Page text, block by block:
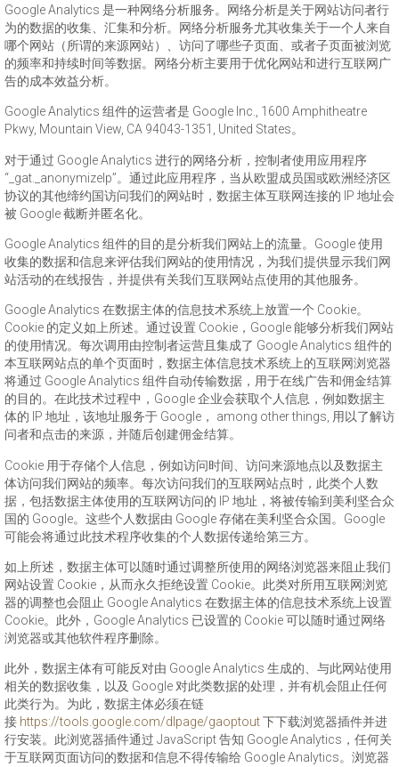
Google Analytics 是一种网络分析服务。网络分析是关于网站访问者行
为的数据的收集、汇集和分析。网络分析服务尤其收集关于一个人来自
哪个网站（所谓的来源网站）、访问了哪些子页面、或者子页面被浏览
的频率和持续时间等数据。网络分析主要用于优化网站和进行互联网广
告的成本效益分析。
Google Analytics 组件的运营者是 Google Inc., 1600 Amphitheatre
Pkwy, Mountain View, CA 94043-1351, United States。
对于通过 Google Analytics 进行的网络分析，控制者使用应用程序
“_gat._anonymizeIp”。通过此应用程序，当从欧盟成员国或欧洲经济区
协议的其他缔约国访问我们的网站时，数据主体互联网连接的 IP 地址会
被 Google 截断并匿名化。
Google Analytics 组件的目的是分析我们网站上的流量。Google 使用
收集的数据和信息来评估我们网站的使用情况，为我们提供显示我们网
站活动的在线报告，并提供有关我们互联网站点使用的其他服务。
Google Analytics 在数据主体的信息技术系统上放置一个 Cookie。
Cookie 的定义如上所述。通过设置 Cookie，Google 能够分析我们网站
的使用情况。每次调用由控制者运营且集成了 Google Analytics 组件的
本互联网站点的单个页面时，数据主体信息技术系统上的互联网浏览器
将通过 Google Analytics 组件自动传输数据，用于在线广告和佣金结算
的目的。在此技术过程中，Google 企业会获取个人信息，例如数据主
体的 IP 地址，该地址服务于 Google， among other things, 用以了解访
问者和点击的来源，并随后创建佣金结算。
Cookie 用于存储个人信息，例如访问时间、访问来源地点以及数据主
体访问我们网站的频率。每次访问我们的互联网站点时，此类个人数
据，包括数据主体使用的互联网访问的 IP 地址，将被传输到美利坚合众
国的 Google。这些个人数据由 Google 存储在美利坚合众国。Google
可能会将通过此技术程序收集的个人数据传递给第三方。
如上所述，数据主体可以随时通过调整所使用的网络浏览器来阻止我们
网站设置 Cookie，从而永久拒绝设置 Cookie。此类对所用互联网浏览
器的调整也会阻止 Google Analytics 在数据主体的信息技术系统上设置
Cookie。此外，Google Analytics 已设置的 Cookie 可以随时通过网络
浏览器或其他软件程序删除。
此外，数据主体有可能反对由 Google Analytics 生成的、与此网站使用
相关的数据收集，以及 Google 对此类数据的处理，并有机会阻止任何
此类行为。为此，数据主体必须在链
接 https://tools.google.com/dlpage/gaoptout下下载浏览器插件并进
行安装。此浏览器插件通过 JavaScript 告知 Google Analytics，任何关
于互联网页面访问的数据和信息不得传输给 Google Analytics。浏览器